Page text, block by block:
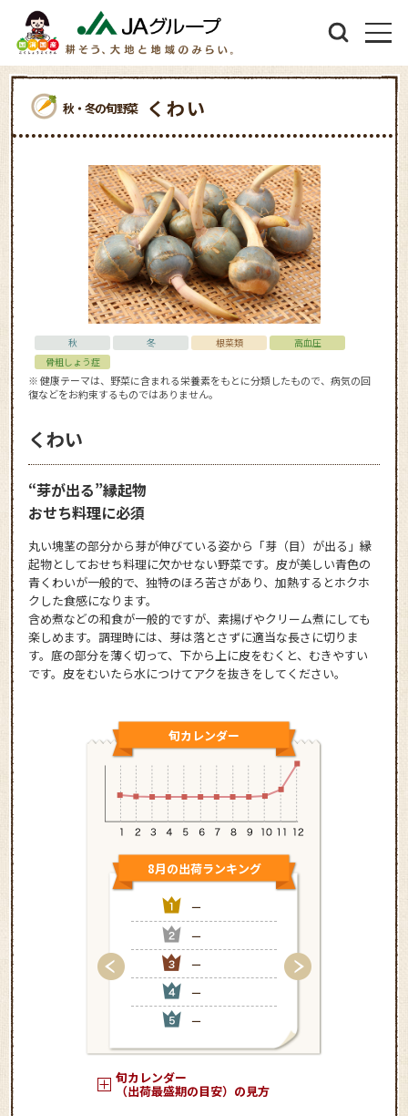
秋・冬の旬野菜 くわい
秋 冬 根菜類
高血圧
骨粗しょう症
※ 健康テーマは、野菜に含まれる栄養素をもとに分類したもので、病気の回
復などをお約束するものではありません。
くわい
“芽が出る”縁起物
おせち料理に必須
丸い塊茎の部分から芽が伸びている姿から「芽（目）が出る」縁
起物としておせち料理に欠かせない野菜です。皮が美しい青色の
青くわいが一般的で、独特のほろ苦さがあり、加熱するとホクホ
クした食感になります。
含め煮などの和食が一般的ですが、素揚げやクリーム煮にしても
楽しめます。調理時には、芽は落とさずに適当な長さに切りま
す。底の部分を薄く切って、下から上に皮をむくと、むきやすい
です。皮をむいたら水につけてアクを抜きをしてください。
旬カレンダー
8月の出荷ランキング
－
－
－
－
－
9月の出荷
埼
－
－
－
－
旬カレンダー
（出荷最盛期の目安）の見方